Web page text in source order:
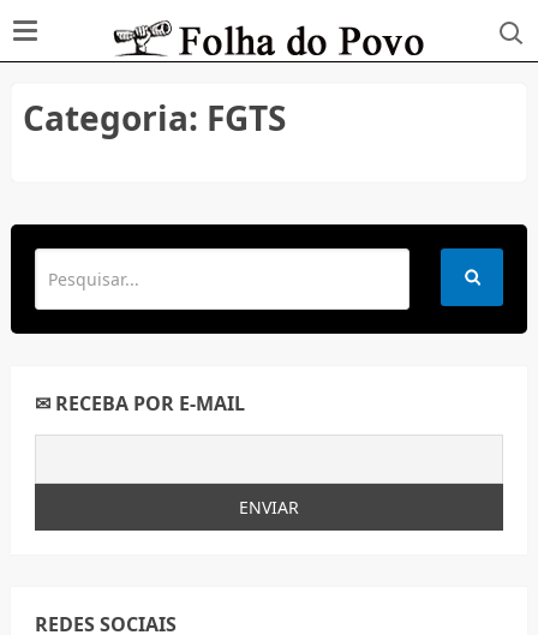
Categoria: FGTS
✉ RECEBA POR E-MAIL
REDES SOCIAIS